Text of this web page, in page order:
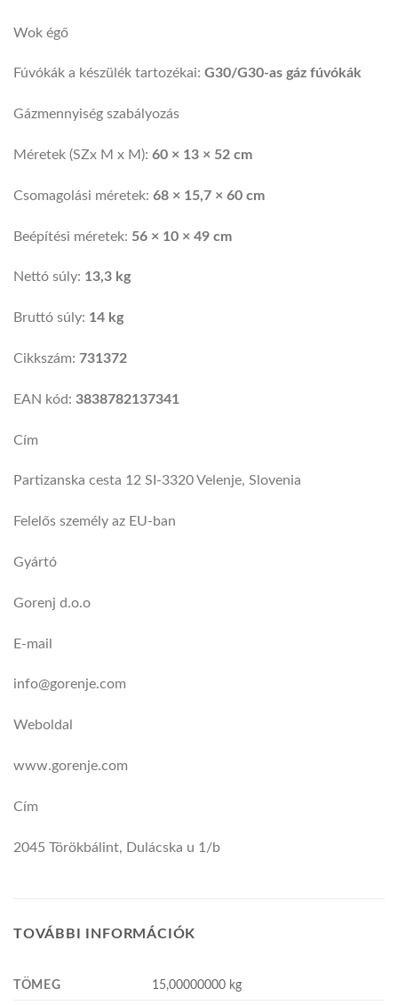
Wok égő
Fúvókák a készülék tartozékai: G30/G30-as gáz fúvókák
Gázmennyiség szabályozás
Méretek (SZx M x M): 60 × 13 × 52 cm
Csomagolási méretek: 68 × 15,7 × 60 cm
Beépítési méretek: 56 × 10 × 49 cm
Nettó súly: 13,3 kg
Bruttó súly: 14 kg
Cikkszám: 731372
EAN kód: 3838782137341
Cím
Partizanska cesta 12 SI-3320 Velenje, Slovenia
Felelős személy az EU-ban
Gyártó
Gorenj d.o.o
E-mail
info@gorenje.com
Weboldal
www.gorenje.com
Cím
2045 Törökbálint, Dulácska u 1/b
TOVÁBBI INFORMÁCIÓK
TÖMEG 15,00000000 kg